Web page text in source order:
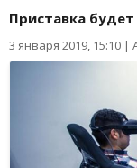
Приставка
3 января 2019, 15:10 |